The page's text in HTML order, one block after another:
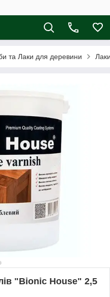
та Лаки для деревини
"Bionic House" 2,5